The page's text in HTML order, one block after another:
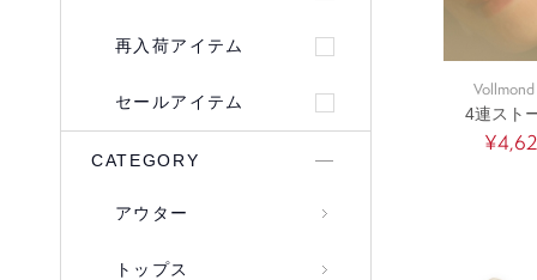
再入荷アイテム
セールアイテム
CATEGORY
アウター
トップス
4連スト